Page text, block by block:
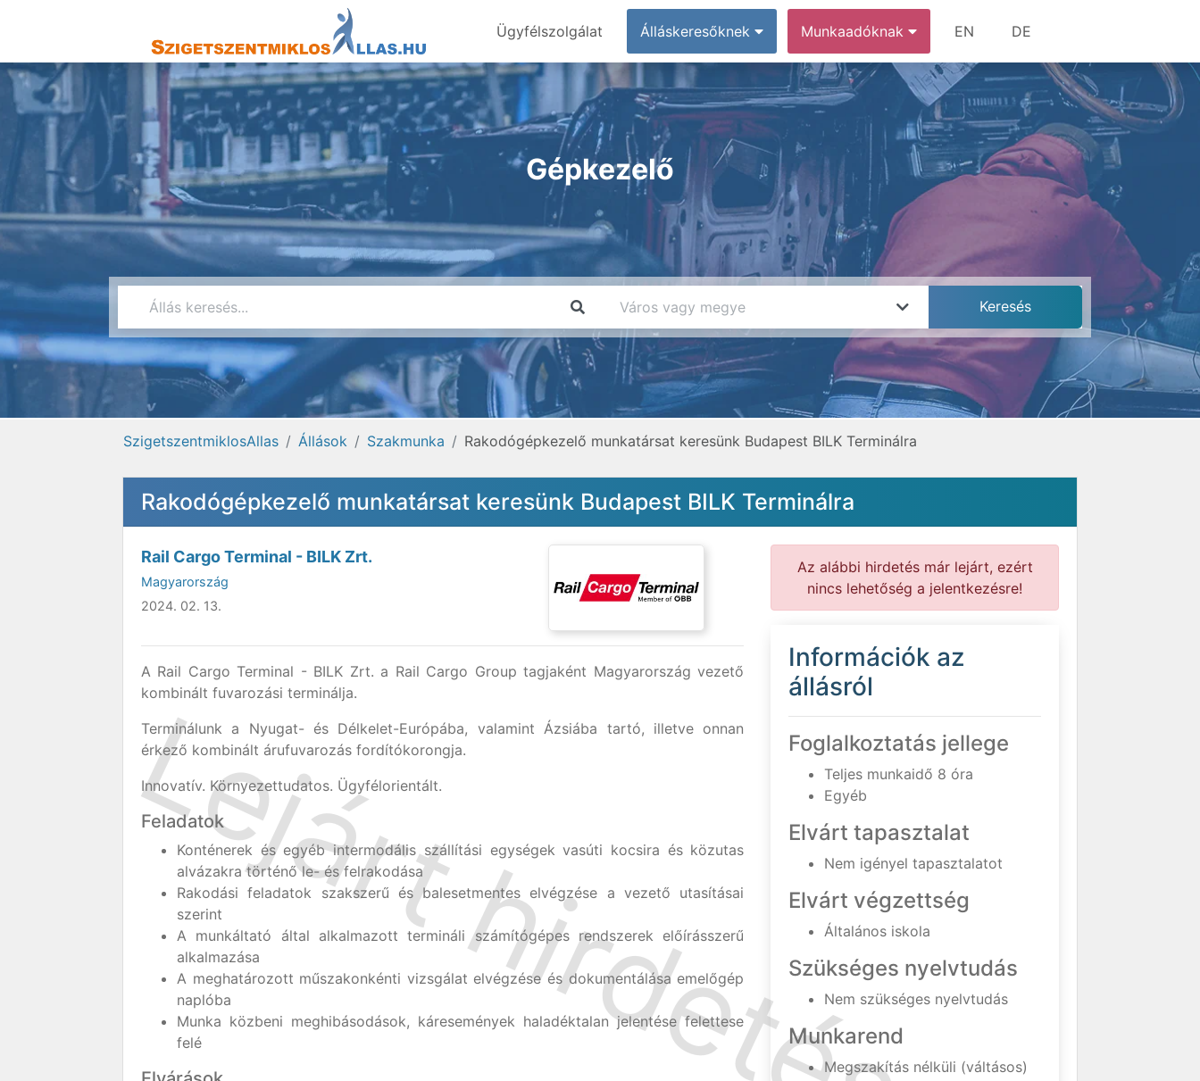
Ügyfélszolgálat Álláskeresőknek Munkaadóknak EN DE
Gépkezelő
SzigetszentmiklosAllas Állások Szakmunka Rakodógépkezelő munkatársat keresünk Budapest BILK Terminálra
Rakodógépkezelő munkatársat keresünk Budapest BILK Terminálra
Rail Cargo Terminal - BILK Zrt.
Magyarország
2024. 02. 13.
A Rail Cargo Terminal - BILK Zrt. a Rail Cargo Group tagjaként Magyarország vezető
kombinált fuvarozási terminálja.
Terminálunk a Nyugat- és Délkelet-Európába, valamint Ázsiába tartó, illetve onnan
érkező kombinált árufuvarozás fordítókorongja.
Innovatív. Környezettudatos. Ügyfélorientált.
Feladatok
Konténerek és egyéb intermodális szállítási egységek vasúti kocsira és közutas
alvázakra történő le- és felrakodása
Rakodási feladatok szakszerű és balesetmentes elvégzése a vezető utasításai
szerint
A munkáltató által alkalmazott termináli számítógépes rendszerek előírásszerű
alkalmazása
A meghatározott műszakonkénti vizsgálat elvégzése és dokumentálása emelőgép
naplóba
Munka közbeni meghibásodások, káresemények haladéktalan jelentése felettese
felé
Az alábbi hirdetés már lejárt, ezért
nincs lehetőség a jelentkezésre!
Információk az
állásról
Foglalkoztatás jellege
Teljes munkaidő 8 óra
Egyéb
Elvárt tapasztalat
Nem igényel tapasztalatot
Elvárt végzettség
Általános iskola
Szükséges nyelvtudás
Nem szükséges nyelvtudás
Munkarend
Megszakítás nélküli (váltásos)